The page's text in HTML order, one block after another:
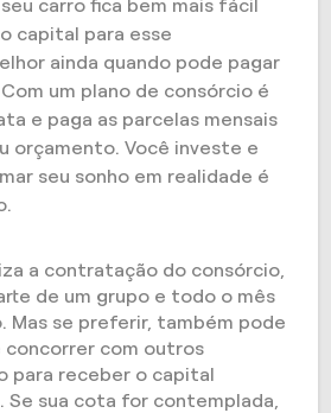
carro fica bem mais fácil
capital para esse
ainda quando pode pagar
um plano de consórcio é
e paga as parcelas mensais
orçamento. Você investe e
seu sonho em realidade é
a contratação do consórcio,
de um grupo e todo o mês
Mas se preferir, também pode
concorrer com outros
para receber o capital
sua cota for contemplada,